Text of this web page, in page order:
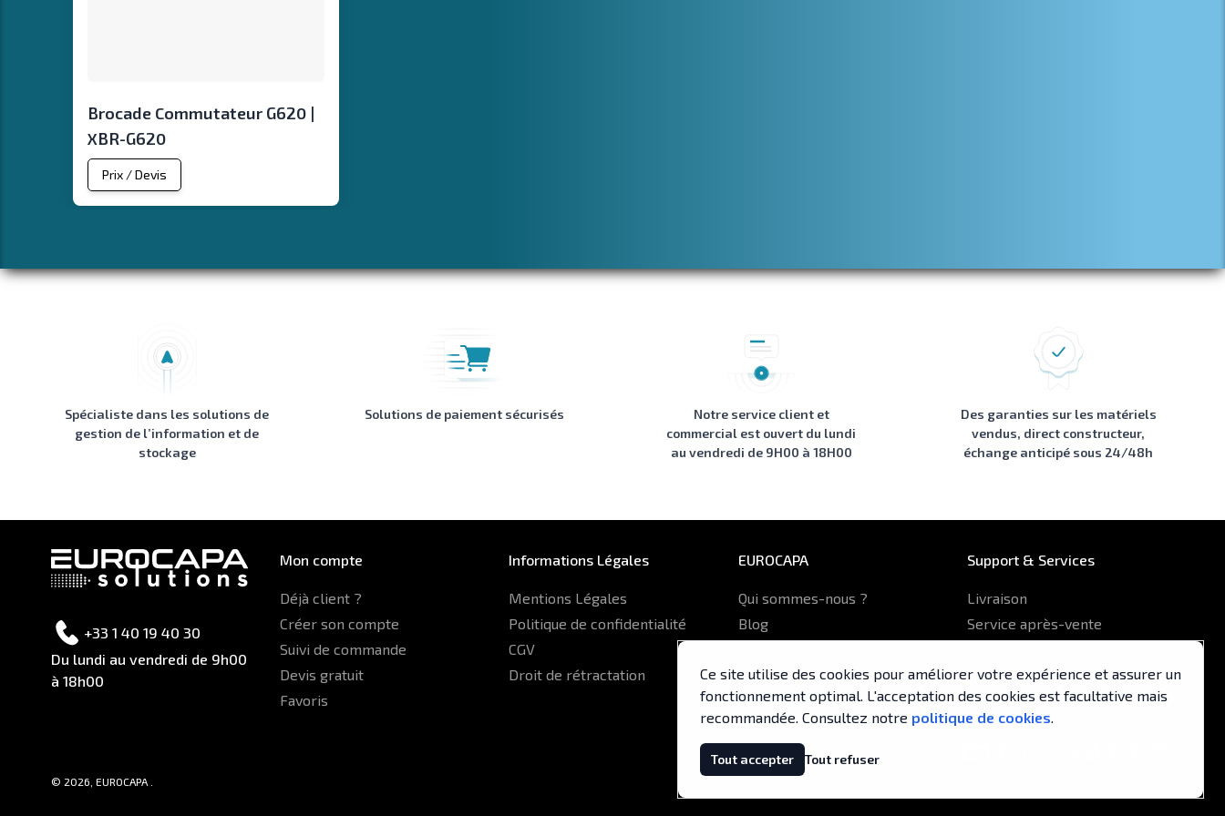
Brocade Commutateur G620 |
XBR-G620
Prix / Devis
Spécialiste dans les solutions de
gestion de l’information et de
stockage
Solutions de paiement sécurisés
Notre service client et
commercial est ouvert du lundi
au vendredi de 9H00 à 18H00
Des garanties sur les matériels
vendus, direct constructeur,
échange anticipé sous 24/48h
+33 1 40 19 40 30
Du lundi au vendredi de 9h00
à 18h00
Mon compte
Déjà client ?
Créer son compte
Suivi de commande
Devis gratuit
Favoris
Informations Légales
Mentions Légales
Politique de confidentialité
CGV
Droit de rétractation
EUROCAPA
Qui sommes-nous ?
Blog
ERP Eurocapa
Support & Services
Livraison
Service après-vente
© 2026, EUROCAPA .
Ce site utilise des cookies pour améliorer votre expérience et assurer un
fonctionnement optimal. L'acceptation des cookies est facultative mais
recommandée. Consultez notre politique de cookies.
Tout accepter Tout refuser